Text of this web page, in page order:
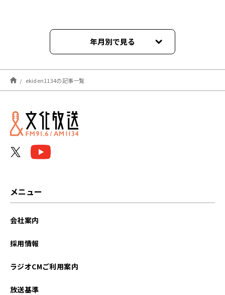
年月別で見る
2025年12月
2025年11月
2025年10月
ekiden1134の記事一覧
メニュー
会社案内
採用情報
ラジオCMご利用案内
放送基準